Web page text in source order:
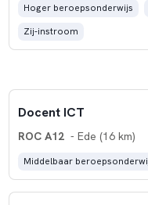
Hoger beroepsonderwijs
Zij-instroom
Docent ICT
ROC A12 - Ede (16 km)
Middelbaar